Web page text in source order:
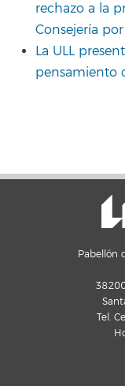
rechazo a la
Consejería
La ULL
pensamiento
Pabellón
Tel.